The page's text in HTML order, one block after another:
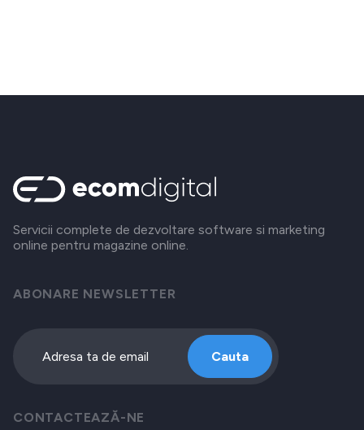
Servicii complete de dezvoltare software si marketing
online pentru magazine online.
ABONARE NEWSLETTER
Cauta
CONTACTEAZĂ-NE